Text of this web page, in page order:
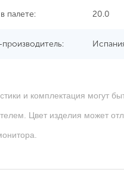
палете: 20.0
и комплектация могут
Цвет изделия может